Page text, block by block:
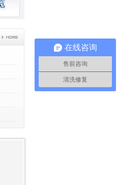
在线咨询
售前咨询
清洗修复